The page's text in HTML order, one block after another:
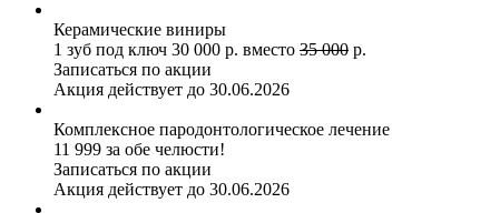
Керамические виниры
1 зуб под ключ 30 000 р. вместо 35 000 р.
Записаться по акции
Акция действует до 30.06.2026
Комплексное пародонтологическое лечение
11 999 за обе челюсти!
Записаться по акции
Акция действует до 30.06.2026